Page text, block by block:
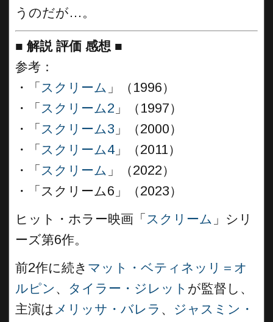
うのだが…。
■ 解説 評価 感想 ■
参考：
・「 スクリーム 」（1996）
・「 スクリーム2 」（1997）
・「 スクリーム3 」（2000）
・「 スクリーム4 」（2011）
・「 スクリーム 」（2022）
・「スクリーム6」（2023）
ヒット・ホラー映画「 スクリーム 」シリ
ーズ第6作。
前2作に続き マット・ベティネッリ＝オ
ルピン 、 タイラー・ジレット が監督し、
主演は メリッサ・バレラ 、 ジャスミン・